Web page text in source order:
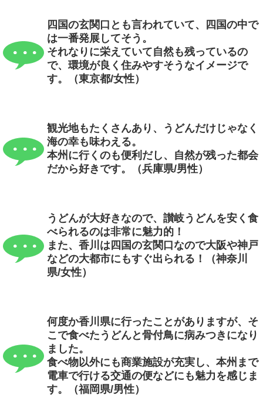
四国の玄関口とも言われていて、四国の中で
は一番発展してそう。
それなりに栄えていて自然も残っているの
で、環境が良く住みやすそうなイメージで
す。（東京都/女性）
観光地もたくさんあり、うどんだけじゃなく
海の幸も味わえる。
本州に行くのも便利だし、自然が残った都会
だから好きです。（兵庫県/男性）
うどんが大好きなので、讃岐うどんを安く食
べられるのは非常に魅力的！
また、香川は四国の玄関口なので大阪や神戸
などの大都市にもすぐ出られる！（神奈川
県/女性）
何度か香川県に行ったことがありますが、そ
こで食べたうどんと骨付鳥に病みつきになり
ました。
食べ物以外にも商業施設が充実し、本州まで
電車で行ける交通の便などにも魅力を感じま
す。（福岡県/男性）